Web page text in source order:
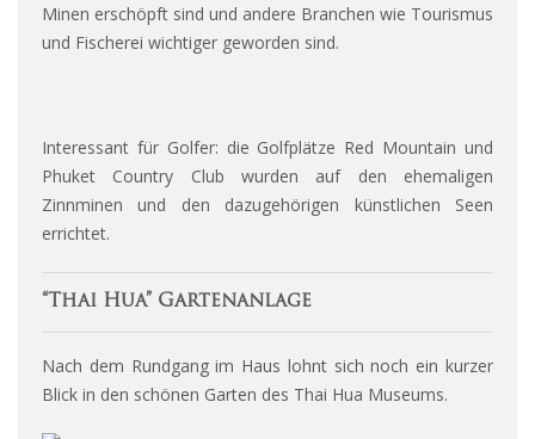
Minen erschöpft sind und andere Branchen wie Tourismus
und Fischerei wichtiger geworden sind.
Interessant für Golfer: die Golfplätze Red Mountain und
Phuket Country Club wurden auf den ehemaligen
Zinnminen und den dazugehörigen künstlichen Seen
errichtet.
“Thai Hua” Gartenanlage
Nach dem Rundgang im Haus lohnt sich noch ein kurzer
Blick in den schönen Garten des Thai Hua Museums.